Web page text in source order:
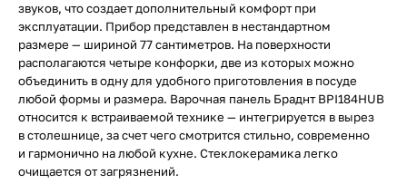
звуков, что создает дополнительный комфорт при
эксплуатации. Прибор представлен в нестандартном
размере — шириной 77 сантиметров. На поверхности
располагаются четыре конфорки, две из которых можно
объединить в одну для удобного приготовления в посуде
любой формы и размера. Варочная панель Браднт BPI184HUB
относится к встраиваемой технике — интегрируется в вырез
в столешнице, за счет чего смотрится стильно, современно
и гармонично на любой кухне. Стеклокерамика легко
очищается от загрязнений.